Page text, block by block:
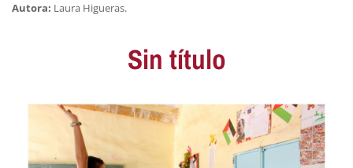
Autora: Laura Higueras.
Sin título